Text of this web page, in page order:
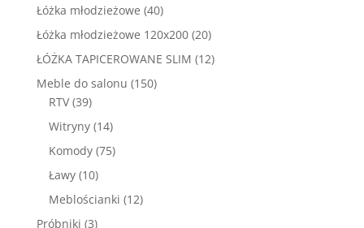
Łóżka młodzieżowe 4040
produktów
Łóżka młodzieżowe 120x200 2020
produktów
ŁÓŻKA TAPICEROWANE SLIM 1212
Meble do salonu 150150
RTV 3939
produktów
Witryny 1414
produktów
Komody 7575
Ławy 1010
produktów
Meblościanki 1212
Próbniki 33